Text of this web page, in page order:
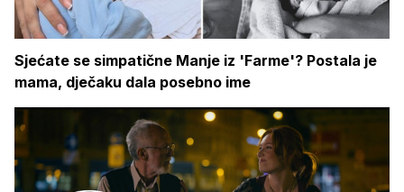
Sjećate se simpatične Manje iz 'Farme'? Postala je
mama, dječaku dala posebno ime